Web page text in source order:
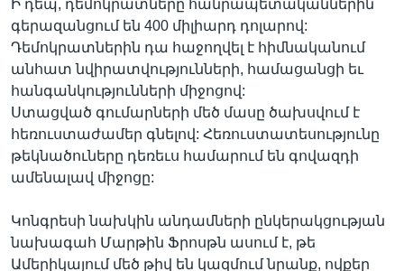
Ի դեպ, դեմոկրատները հանրապետականներին
գերազանցում են 400 միլիարդ դոլարով:
Դեմոկրատներին դա հաջողվել է հիմնականում
անհատ նվիրատվությունների, համացանցի եւ
հանգանկությունների միջոցով:
Ստացված գումարների մեծ մասը ծախսվում է
հեռուստաժամեր գնելով: Հեռուստատեսությունը
թեկնածուները դեռեւս համարում են գովազդի
ամենալավ միջոցը:
Կոնգրեսի նախկին անդամների ընկերակցության
նախագահ Մարթին Ֆրոսթն ասում է, թե
Ամերիկայում մեծ թիվ են կազմում նրանք, ովքեր